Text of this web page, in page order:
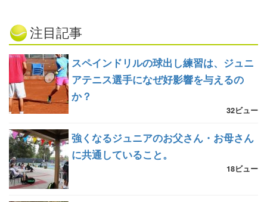
注目記事
スペインドリルの球出し練習は、ジュニ
アテニス選手になぜ好影響を与えるの
か？
32ビュー
強くなるジュニアのお父さん・お母さん
に共通していること。
18ビュー